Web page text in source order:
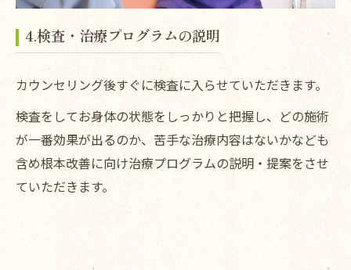
4.検査・治療プログラムの説明
カウンセリング後すぐに検査に入らせていただきます。
検査をしてお身体の状態をしっかりと把握し、どの施術
が一番効果が出るのか、苦手な治療内容はないかなども
含め根本改善に向け治療プログラムの説明・提案をさせ
ていただきます。